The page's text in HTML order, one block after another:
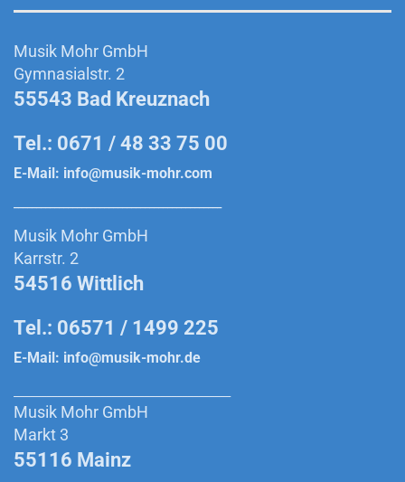
Musik Mohr GmbH
Gymnasialstr. 2
55543 Bad Kreuznach
Tel.: 0671 / 48 33 75 00
E-Mail: info@musik-mohr.com
Musik Mohr GmbH
Karrstr. 2
54516 Wittlich
Tel.: 06571 / 1499 225
E-Mail: info@musik-mohr.de
Musik Mohr GmbH
Markt 3
55116 Mainz